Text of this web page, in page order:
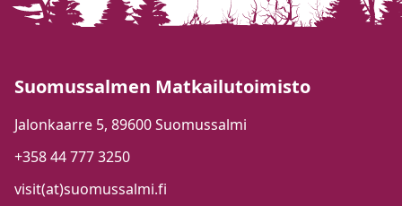
Suomussalmen Matkailutoimisto
Jalonkaarre 5, 89600 Suomussalmi
+358 44 777 3250
visit(at)suomussalmi.fi